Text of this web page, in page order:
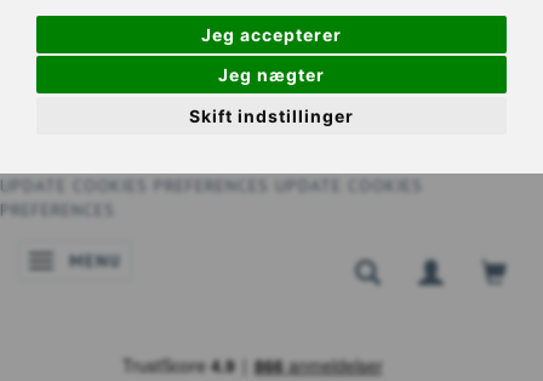
Jeg accepterer
Jeg nægter
Skift indstillinger
UPDATE COOKIES PREFERENCES
UPDATE COOKIES
PREFERENCES
BASCULER LA NAVIGATION
MENU